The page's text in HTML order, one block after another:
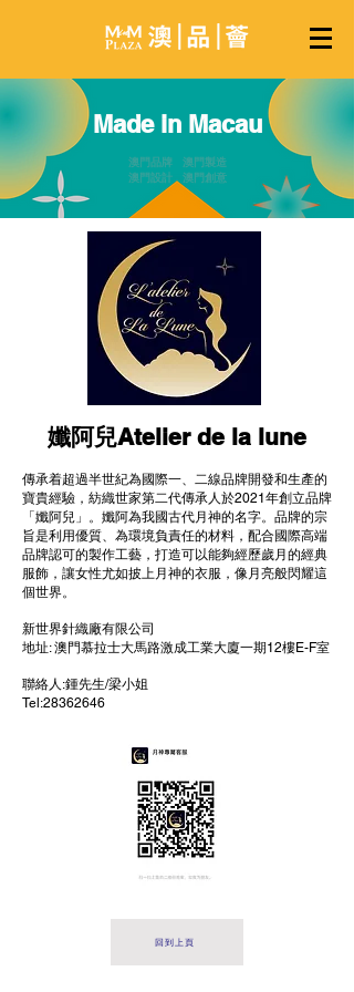
Made in Macau
澳門品牌 澳門製造
澳門設計 澳門創意
孅阿兒Atelier de la lune
傳承着超過半世紀為國際一、二線品牌開發和生產的
寶貴經驗，紡織世家第二代傳承人於2021年創立品牌
「孅阿兒」。孅阿為我國古代月神的名字。品牌的宗
旨是利用優質、為環境負責任的材料，配合國際高端
品牌認可的製作工藝，打造可以能夠經歷歲月的經典
服飾，讓女性尤如披上月神的衣服，像月亮般閃耀這
個世界。
新世界針織廠有限公司
地址: 澳門慕拉士大馬路激成工業大廈一期12樓E-F室
聯絡人:鍾先生/梁小姐
Tel:28362646
回到上頁